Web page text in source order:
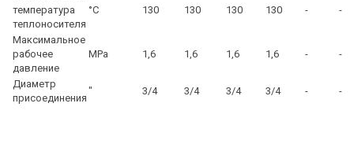
температура
теплоносителя
°С 130 130 130 130 - -
Максимальное
рабочее
давление
МРа 1,6 1,6 1,6 1,6 - -
Диаметр
присоединения
" 3/4 3/4 3/4 3/4 - -